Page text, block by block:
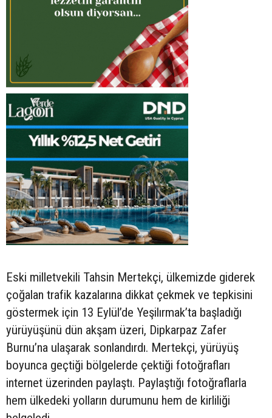
Eski milletvekili Tahsin Mertekçi, ülkemizde giderek
çoğalan trafik kazalarına dikkat çekmek ve tepkisini
göstermek için 13 Eylül’de Yeşilırmak’ta başladığı
yürüyüşünü dün akşam üzeri, Dipkarpaz Zafer
Burnu’na ulaşarak sonlandırdı. Mertekçi, yürüyüş
boyunca geçtiği bölgelerde çektiği fotoğrafları
internet üzerinden paylaştı. Paylaştığı fotoğraflarla
hem ülkedeki yolların durumunu hem de kirliliği